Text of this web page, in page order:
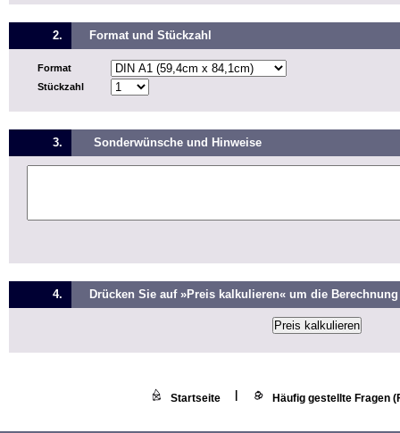
2. Format und Stückzahl
Format
Stückzahl
3. Sonderwünsche und Hinweise
4. Drücken Sie auf »Preis kalkulieren« um die
Startseite Häufig gestellte Fragen